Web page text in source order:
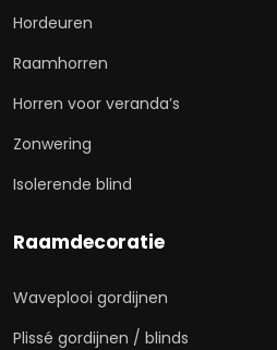
Hordeuren
Raamhorren
Horren voor veranda’s
Zonwering
Isolerende blind
Raamdecoratie
Waveplooi gordijnen
Plissé gordijnen / blinds